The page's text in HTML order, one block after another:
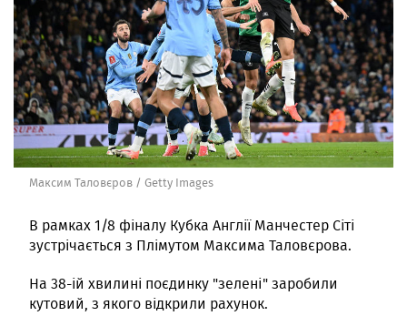
Максим Таловєров / Getty Images
В рамках 1/8 фіналу Кубка Англії Манчестер Сіті
зустрічається з Плімутом Максима Таловєрова.
На 38-ій хвилині поєдинку "зелені" заробили
кутовий, з якого відкрили рахунок.